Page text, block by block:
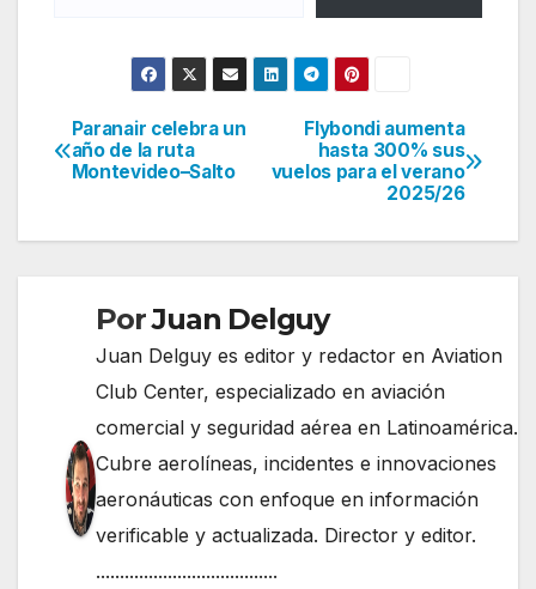
Navegación
de
entradas
Flybondi aumenta
hasta 300% sus
vuelos para el verano
2025/26
Paranair celebra un
año de la ruta
Montevideo–Salto
PorJuan Delguy
Juan Delguy es editor y redactor en Aviation
Club Center, especializado en aviación
comercial y seguridad aérea en Latinoamérica.
Cubre aerolíneas, incidentes e innovaciones
aeronáuticas con enfoque en información
verificable y actualizada. Director y editor.
......................................